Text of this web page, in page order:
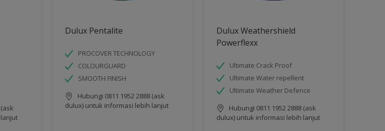
Dulux Pentalite
PROCOVER TECHNOLOGY
COLOURGUARD
SMOOTH FINISH
Hubungi 0811 1952 2888 (ask
dulux) untuk informasi lebih lanjut
Dulux Weathershield
Powerflexx
Ultimate Crack Proof
Ultimate Water repellent
Ultimate Weather Defence
Hubungi 0811 1952 2888 (ask
dulux) untuk informasi lebih lanjut